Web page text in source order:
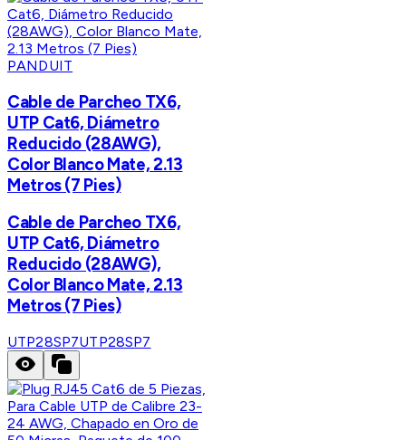
PANDUIT
Cable de Parcheo TX6,
UTP Cat6, Diámetro
Reducido (28AWG),
Color Blanco Mate, 2.13
Metros (7 Pies)
Cable de Parcheo TX6,
UTP Cat6, Diámetro
Reducido (28AWG),
Color Blanco Mate, 2.13
Metros (7 Pies)
UTP28SP7UTP28SP7